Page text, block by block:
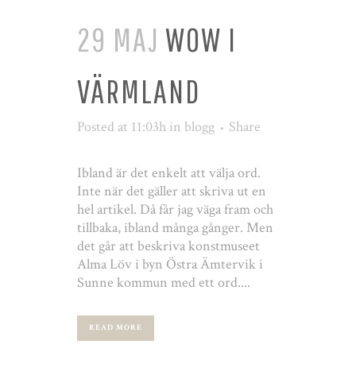
29 MAJ WOW I
VÄRMLAND
Posted at 11:03h in blogg Share
Ibland är det enkelt att välja ord.
Inte när det gäller att skriva ut en
hel artikel. Då får jag väga fram och
tillbaka, ibland många gånger. Men
det går att beskriva konstmuseet
Alma Löv i byn Östra Ämtervik i
Sunne kommun med ett ord....
READ MORE